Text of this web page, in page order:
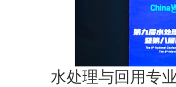
水处理与回用专